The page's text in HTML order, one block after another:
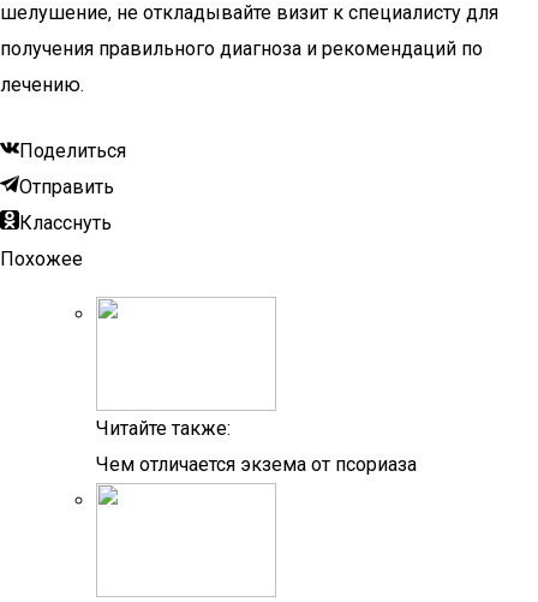
шелушение, не откладывайте визит к специалисту для
получения правильного диагноза и рекомендаций по
лечению.
Поделиться
Отправить
Класснуть
Похожее
Читайте также:
Чем отличается экзема от псориаза